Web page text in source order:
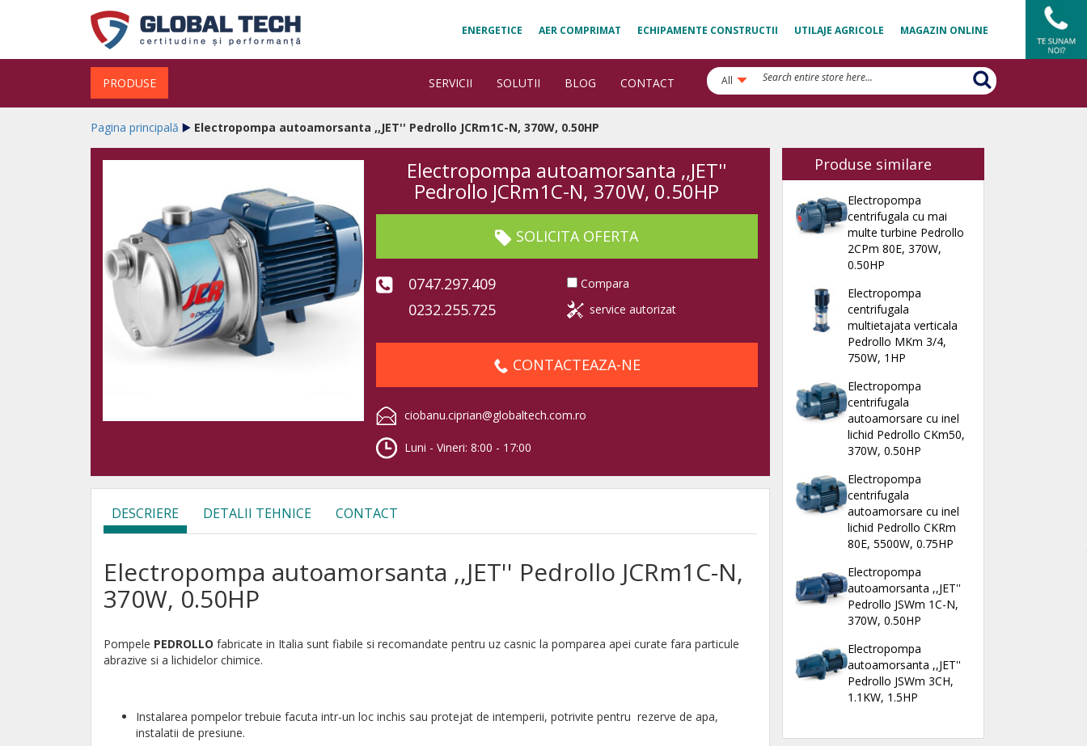
ENERGETICE AER COMPRIMAT ECHIPAMENTE CONSTRUCTII UTILAJE AGRICOLE MAGAZIN ONLINE
PRODUSE SERVICII SOLUTII BLOG CONTACT All
Pagina principală Electropompa autoamorsanta ,,JET'' Pedrollo JCRm1C-N, 370W, 0.50HP
Electropompa autoamorsanta ,,JET''
Pedrollo JCRm1C-N, 370W, 0.50HP
SOLICITA OFERTA
0747.297.409
0232.255.725
Compara
service autorizat
CONTACTEAZA-NE
ciobanu.ciprian@globaltech.com.ro
Luni - Vineri: 8:00 - 17:00
DESCRIERE DETALII TEHNICE CONTACT
Electropompa autoamorsanta ,,JET'' Pedrollo JCRm1C-N,
370W, 0.50HP
Pompele PEDROLLO fabricate in Italia sunt fiabile si recomandate pentru uz casnic la pomparea apei curate fara particule
abrazive si a lichidelor chimice.
Instalarea pompelor trebuie facuta intr-un loc inchis sau protejat de intemperii, potrivite pentru rezerve de apa,
instalatii de presiune.
Produse similare
Electropompa
centrifugala cu mai
multe turbine Pedrollo
2CPm 80E, 370W,
0.50HP
Electropompa
centrifugala
multietajata verticala
Pedrollo MKm 3/4,
750W, 1HP
Electropompa
centrifugala
autoamorsare cu inel
lichid Pedrollo CKm50,
370W, 0.50HP
Electropompa
centrifugala
autoamorsare cu inel
lichid Pedrollo CKRm
80E, 5500W, 0.75HP
Electropompa
autoamorsanta ,,JET''
Pedrollo JSWm 1C-N,
370W, 0.50HP
Electropompa
autoamorsanta ,,JET''
Pedrollo JSWm 3CH,
1.1KW, 1.5HP